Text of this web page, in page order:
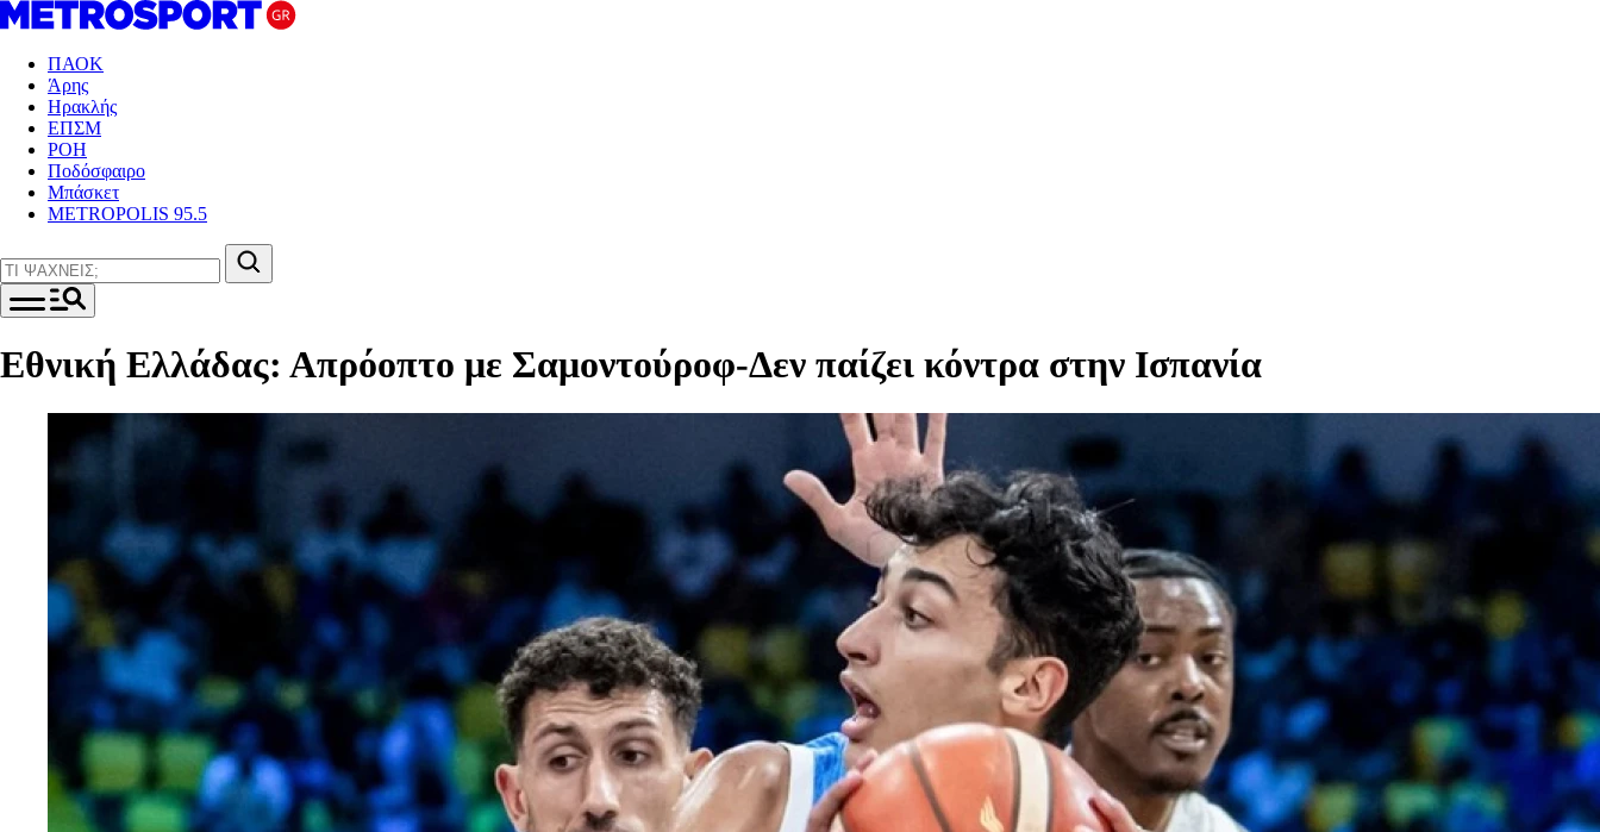
ΠΑΟΚ
Άρης
Ηρακλής
ΕΠΣΜ
ΡΟΗ
Ποδόσφαιρο
Μπάσκετ
METROPOLIS 95.5
Εθνική Ελλάδας: Απρόοπτο με Σαμοντούροφ-Δεν παίζει κόντρα στην Ισπανία